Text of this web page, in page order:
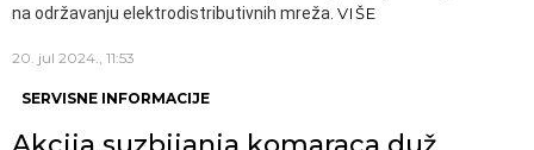
na održavanju elektrodistributivnih mreža. VIŠE
20. jul 2024., 11:53
SERVISNE INFORMACIJE